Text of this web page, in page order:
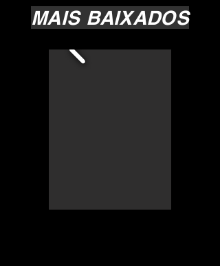
MAIS BAIXADOS